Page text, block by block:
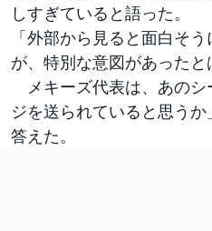
しすぎていると語った。
「外部から見ると面白そ
が、特別な意図があったと
メキーズ代表は、あのシ
ジを送られていると思う
答えた。